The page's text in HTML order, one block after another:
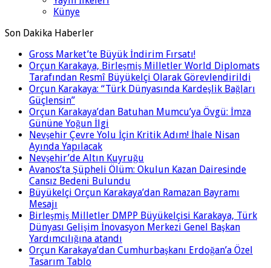
Künye
Son Dakika Haberler
Gross Market’te Büyük İndirim Fırsatı!
Orçun Karakaya, Birleşmiş Milletler World Diplomats
Tarafından Resmî Büyükelçi Olarak Görevlendirildi
Orçun Karakaya: “Türk Dünyasında Kardeşlik Bağları
Güçlensin”
Orçun Karakaya’dan Batuhan Mumcu’ya Övgü: İmza
Gününe Yoğun İlgi
Nevşehir Çevre Yolu İçin Kritik Adım! İhale Nisan
Ayında Yapılacak
Nevşehir’de Altın Kuyruğu
Avanos’ta Şüpheli Ölüm: Okulun Kazan Dairesinde
Cansız Bedeni Bulundu
Büyükelçi Orçun Karakaya’dan Ramazan Bayramı
Mesajı
Birleşmiş Milletler DMPP Büyükelçisi Karakaya, Türk
Dünyası Gelişim İnovasyon Merkezi Genel Başkan
Yardımcılığına atandı
Orçun Karakaya’dan Cumhurbaşkanı Erdoğan’a Özel
Tasarım Tablo